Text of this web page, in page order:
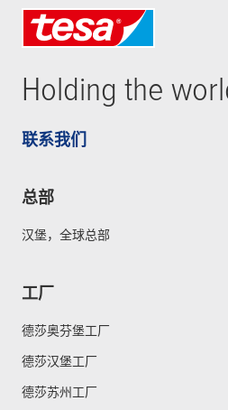
Holding the
联系我们
总部
汉堡，全球总部
工厂
德莎奥芬堡工厂
德莎汉堡工厂
德莎苏州工厂